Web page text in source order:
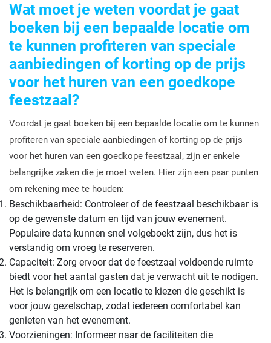
Wat moet je weten voordat je gaat
boeken bij een bepaalde locatie om
te kunnen profiteren van speciale
aanbiedingen of korting op de prijs
voor het huren van een goedkope
feestzaal?
Voordat je gaat boeken bij een bepaalde locatie om te kunnen
profiteren van speciale aanbiedingen of korting op de prijs
voor het huren van een goedkope feestzaal, zijn er enkele
belangrijke zaken die je moet weten. Hier zijn een paar punten
om rekening mee te houden:
Beschikbaarheid: Controleer of de feestzaal beschikbaar is
op de gewenste datum en tijd van jouw evenement.
Populaire data kunnen snel volgeboekt zijn, dus het is
verstandig om vroeg te reserveren.
Capaciteit: Zorg ervoor dat de feestzaal voldoende ruimte
biedt voor het aantal gasten dat je verwacht uit te nodigen.
Het is belangrijk om een locatie te kiezen die geschikt is
voor jouw gezelschap, zodat iedereen comfortabel kan
genieten van het evenement.
Voorzieningen: Informeer naar de faciliteiten die